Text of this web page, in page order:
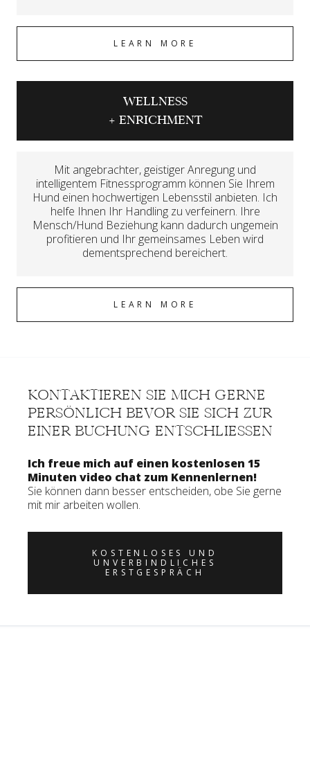
LEARN MORE
WELLNESS
+ ENRICHMENT
Mit angebrachter, geistiger Anregung und
intelligentem Fitnessprogramm können Sie Ihrem
Hund einen hochwertigen Lebensstil anbieten. Ich
helfe Ihnen Ihr Handling zu verfeinern. Ihre
Mensch/Hund Beziehung kann dadurch ungemein
profitieren und Ihr gemeinsames Leben wird
dementsprechend bereichert.
LEARN MORE
KONTAKTIEREN SIE MICH GERNE
PERSÖNLICH BEVOR SIE SICH ZUR
EINER BUCHUNG ENTSCHLIESSEN
Ich freue mich auf einen kostenlosen 15
Minuten video chat zum Kennenlernen!
Sie können dann besser entscheiden, obe Sie gerne
mit mir arbeiten wollen.
KOSTENLOSES UND
UNVERBINDLICHES
ERSTGESPRÄCH